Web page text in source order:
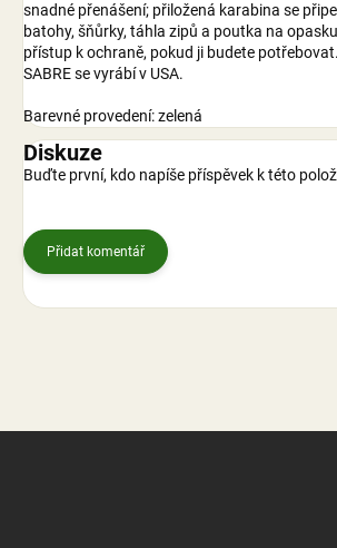
snadné přenášení; přiložená karabina se
batohy, šňůrky, táhla zipů a poutka na
přístup k ochraně, pokud ji budete
SABRE se vyrábí v USA.
Barevné provedení: zelená
Diskuze
Buďte první, kdo napíše příspěvek k této
Přidat komentář